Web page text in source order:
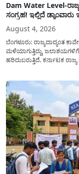
Dam Water Level-
ಸಂಗ್ರಹ! ಇಲ್ಲಿದೆ
August 4, 2026
ಬೆಂಗಳೂರು: ರಾಜ್ಯದಾದ್ಯಂತ
ಮಳೆಯಾಗುತ್ತಿದ್ದು,
ಹರಿದುಬರುತ್ತಿದೆ. ಕರ್ನಾಟಕ